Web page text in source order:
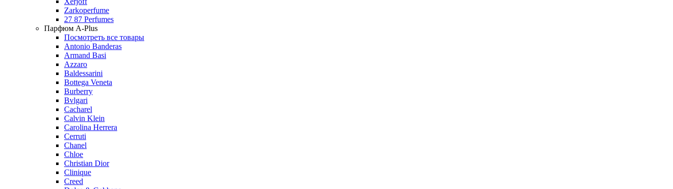
Zarkoperfume
27 87 Perfumes
Парфюм A-Plus
Посмотреть все товары
Antonio Banderas
Armand Basi
Azzaro
Baldessarini
Bottega Veneta
Burberry
Bvlgari
Cacharel
Calvin Klein
Carolina Herrera
Cerruti
Chanel
Chloe
Christian Dior
Clinique
Creed